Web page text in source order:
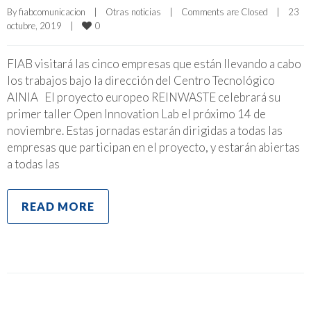
By fiabcomunicacion | Otras noticias | Comments are Closed |
23
octubre, 2019
| 0
FIAB visitará las cinco empresas que están llevando a cabo
los trabajos bajo la dirección del Centro Tecnológico
AINIA El proyecto europeo REINWASTE celebrará su
primer taller Open Innovation Lab el próximo 14 de
noviembre. Estas jornadas estarán dirigidas a todas las
empresas que participan en el proyecto, y estarán abiertas
a todas las
READ MORE